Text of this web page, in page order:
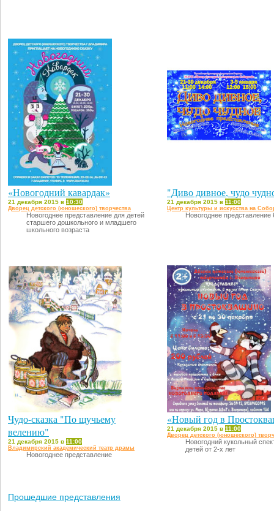
«Новогодний кавардак»
21 декабря 2015 в 10:30
Дворец детского (юношеского) творчества
Новогоднее представление для детей
старшего дошкольного и младшего
школьного возраста
"Диво дивное, чудо
21 декабря 2015 в 11:00
Центр культуры и искусства на
Новогоднее представление
Чудо-сказка "По щучьему
велению"
21 декабря 2015 в 11:00
Владимирский академический театр драмы
Новогоднее представление
«Новый год в
21 декабря 2015 в 11:00
Дворец детского (юношеского)
Новогодний кукольный
детей от 2-х лет
Прошедшие представления